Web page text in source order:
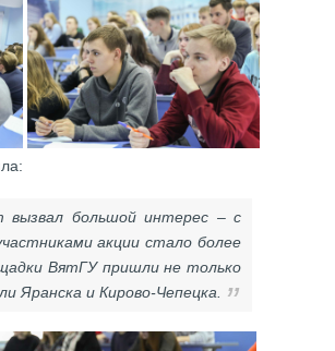
вызвал большой интерес – с
акции стало более
ВятГУ пришли не только
Яранска и Кирово-Чепецка.